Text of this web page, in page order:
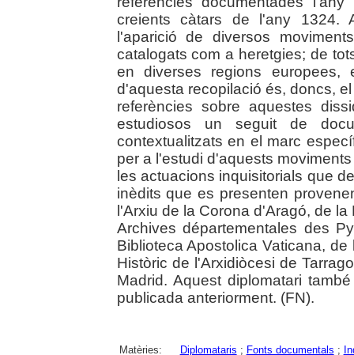
creients càtars de l'any 1324.
l'aparició de diversos
catalogats com a heretgies; de
en diverses regions
d'aquesta recopilació és, doncs,
referències sobre aquestes
estudiosos un seguit de
contextualitzats en el marc
per a l'estudi d'aquests
les actuacions inquisitorials que
inèdits que es presenten
l'Arxiu de la Corona d'Aragó, de
Archives départementales des
Biblioteca Apostolica Vaticana,
Històric de l'Arxidiòcesi de
Madrid. Aquest diplomatari
publicada anteriorment. (FN).
Matèries: Diplomataris ; Fonts documentals ;